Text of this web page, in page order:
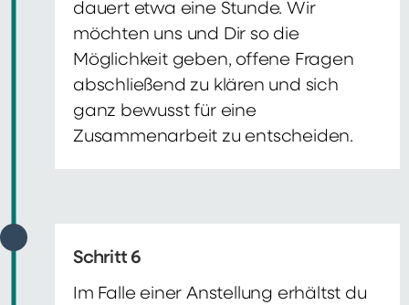
dauert etwa eine Stunde. Wir
möchten uns und Dir so die
Möglichkeit geben, offene Fragen
abschließend zu klären und sich
ganz bewusst für eine
Zusammenarbeit zu entscheiden.
Schritt 6
Im Falle einer Anstellung erhältst du